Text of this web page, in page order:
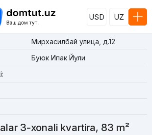
USD UZ
Мирхасилбай улица, д.12
Буюк Ипак Йули
3-xonali kvartira, 83 m²